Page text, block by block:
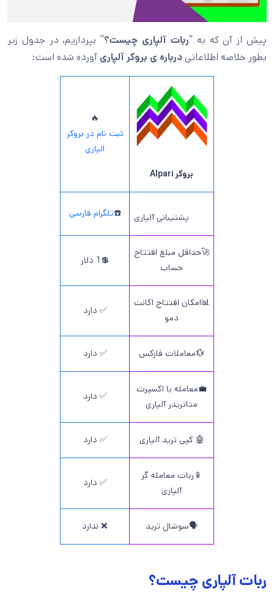
پیش از آن که به “ربات آلپاری چیست؟” بپردازیم، در جدول زیر
بطور خلاصه اطلاعاتیدرباره ی بروکر آلپاری آورده شده است:
بروکر Alpari
🔥
ثبت نام در بروکر
الپاری
پشتیبانی آلپاری ☎️تلگرام فارسی
🚀حداقل مبلغ افتتاح
حساب
💲1 دلار
📊امکان افتتاح اکانت
دمو
✅ دارد
💱معاملات فارکس ✅ دارد
💼معامله با اکسپرت
متاتریدر آلپاری
✅ دارد
🤖 کپی ترید آلپاری ✅ دارد
📱ربات معامله گر
آلپاری
✅ دارد
🗣️سوشال ترید ❌ ندارد
ربات آلپاری چیست؟